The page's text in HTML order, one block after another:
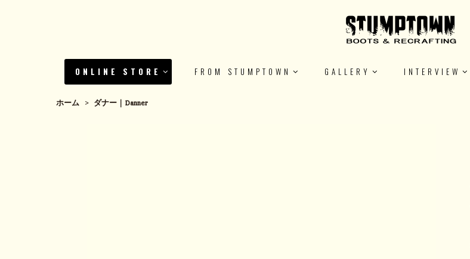
ONLINE STORE FROM STUMPTOWN GALLERY INTERVIEW
ホーム > ダナー｜Danner